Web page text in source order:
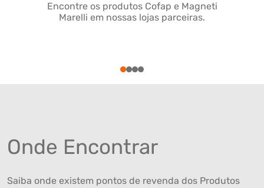
Encontre os produtos Cofap e Magneti
Marelli em nossas lojas parceiras.
1234
Onde Encontrar
Saiba onde existem pontos de revenda dos Produtos